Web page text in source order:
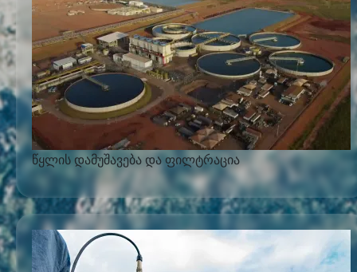
წყლის დამუშავება და ფილტრაცია